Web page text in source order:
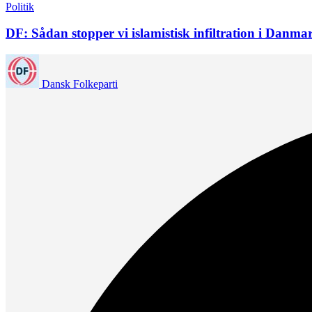
Politik
DF: Sådan stopper vi islamistisk infiltration i
Dansk Folkeparti